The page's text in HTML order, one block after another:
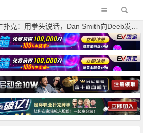
克：用拳头说话，Dan Smith向Deeb发起100万美元的笼战